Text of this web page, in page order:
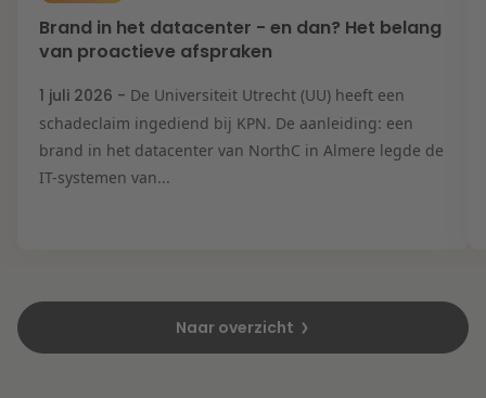
Brand in het datacenter - en dan? Het belang
van proactieve afspraken
1 juli 2026 - De Universiteit Utrecht (UU) heeft een
schadeclaim ingediend bij KPN. De aanleiding: een
brand in het datacenter van NorthC in Almere legde de
IT-systemen van...
Naar overzicht